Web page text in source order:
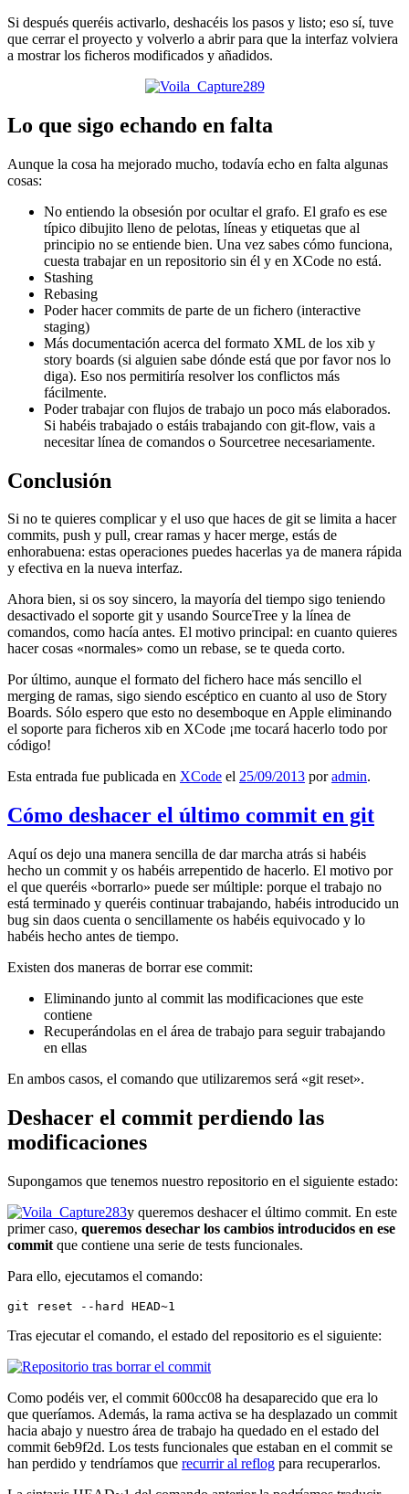
Si después queréis activarlo, deshacéis los pasos y listo; eso sí, tuve
que cerrar el proyecto y volverlo a abrir para que la interfaz volviera
a mostrar los ficheros modificados y añadidos.
Lo que sigo echando en falta
Aunque la cosa ha mejorado mucho, todavía echo en falta algunas
cosas:
No entiendo la obsesión por ocultar el grafo. El grafo es ese
típico dibujito lleno de pelotas, líneas y etiquetas que al
principio no se entiende bien. Una vez sabes cómo funciona,
cuesta trabajar en un repositorio sin él y en XCode no está.
Stashing
Rebasing
Poder hacer commits de parte de un fichero (interactive
staging)
Más documentación acerca del formato XML de los xib y
story boards (si alguien sabe dónde está que por favor nos lo
diga). Eso nos permitiría resolver los conflictos más
fácilmente.
Poder trabajar con flujos de trabajo un poco más elaborados.
Si habéis trabajado o estáis trabajando con git-flow, vais a
necesitar línea de comandos o Sourcetree necesariamente.
Conclusión
Si no te quieres complicar y el uso que haces de git se limita a hacer
commits, push y pull, crear ramas y hacer merge, estás de
enhorabuena: estas operaciones puedes hacerlas ya de manera rápida
y efectiva en la nueva interfaz.
Ahora bien, si os soy sincero, la mayoría del tiempo sigo teniendo
desactivado el soporte git y usando SourceTree y la línea de
comandos, como hacía antes. El motivo principal: en cuanto quieres
hacer cosas «normales» como un rebase, se te queda corto.
Por último, aunque el formato del fichero hace más sencillo el
merging de ramas, sigo siendo escéptico en cuanto al uso de Story
Boards. Sólo espero que esto no desemboque en Apple eliminando
el soporte para ficheros xib en XCode ¡me tocará hacerlo todo por
código!
Esta entrada fue publicada en XCode el 25/09/2013 poradmin.
Cómo deshacer el último commit en git
Aquí os dejo una manera sencilla de dar marcha atrás si habéis
hecho un commit y os habéis arrepentido de hacerlo. El motivo por
el que queréis «borrarlo» puede ser múltiple: porque el trabajo no
está terminado y queréis continuar trabajando, habéis introducido un
bug sin daos cuenta o sencillamente os habéis equivocado y lo
habéis hecho antes de tiempo.
Existen dos maneras de borrar ese commit:
Eliminando junto al commit las modificaciones que este
contiene
Recuperándolas en el área de trabajo para seguir trabajando
en ellas
En ambos casos, el comando que utilizaremos será «git reset».
Deshacer el commit perdiendo las
modificaciones
Supongamos que tenemos nuestro repositorio en el siguiente estado:
y queremos deshacer el último commit. En este
primer caso, queremos desechar los cambios introducidos en ese
commit que contiene una serie de tests funcionales.
Para ello, ejecutamos el comando:
git reset --hard HEAD~1
Tras ejecutar el comando, el estado del repositorio es el siguiente:
Como podéis ver, el commit 600cc08 ha desaparecido que era lo
que queríamos. Además, la rama activa se ha desplazado un commit
hacia abajo y nuestro área de trabajo ha quedado en el estado del
commit 6eb9f2d. Los tests funcionales que estaban en el commit se
han perdido y tendríamos que recurrir al reflog para recuperarlos.